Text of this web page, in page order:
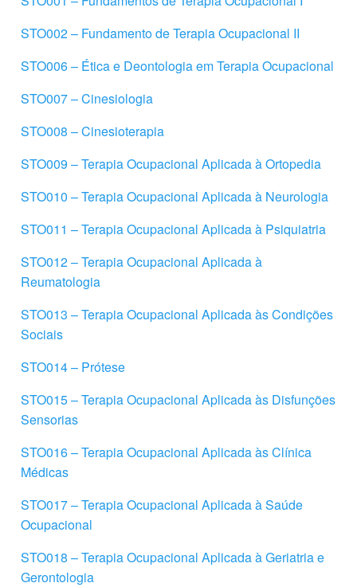
STO002 – Fundamento de Terapia Ocupacional II
STO006 – Ética e Deontologia em Terapia Ocupacional
STO007 – Cinesiologia
STO008 – Cinesioterapia
STO009 – Terapia Ocupacional Aplicada à Ortopedia
STO010 – Terapia Ocupacional Aplicada à Neurologia
STO011 – Terapia Ocupacional Aplicada à Psiquiatria
STO012 – Terapia Ocupacional Aplicada à
Reumatologia
STO013 – Terapia Ocupacional Aplicada às Condições
Sociais
STO014 – Prótese
STO015 – Terapia Ocupacional Aplicada às Disfunções
Sensorias
STO016 – Terapia Ocupacional Aplicada às Clínica
Médicas
STO017 – Terapia Ocupacional Aplicada à Saúde
Ocupacional
STO018 – Terapia Ocupacional Aplicada à Geriatria e
Gerontologia